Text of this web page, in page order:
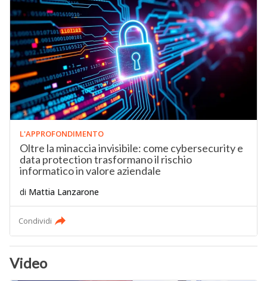
L'APPROFONDIMENTO
Oltre la minaccia invisibile: come cybersecurity e
data protection trasformano il rischio
informatico in valore aziendale
di Mattia Lanzarone
Condividi
Video